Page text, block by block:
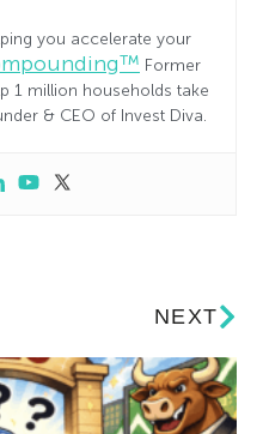
you accelerate your
Former
1 million households take
& CEO of Invest Diva.
NEXT